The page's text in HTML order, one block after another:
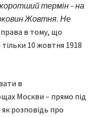
термін – на
Жовтня. Не
в тому, що
10 жовтня 1918
в
Москви – прямо під
розповідь про